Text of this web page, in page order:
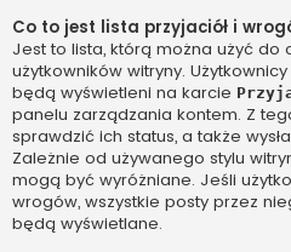
Co to jest lista przyjaciół i
Jest to lista, którą można użyć do
użytkowników witryny.
będą wyświetleni na karcie
panelu zarządzania kontem. Z
sprawdzić ich status, a także
Zależnie od używanego stylu
mogą być wyróżniane. Jeśli
wrogów, wszystkie posty przez
będą wyświetlane.